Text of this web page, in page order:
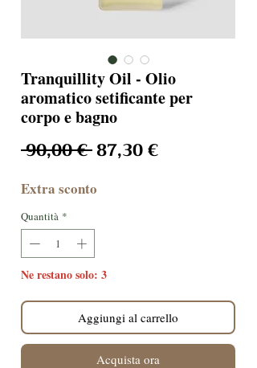
Tranquillity Oil - Olio
aromatico setificante per
corpo e bagno
90,00 € Prezzo regolare
87,30 €Prezzo
Extra sconto
Quantità *
Ne restano solo: 3
Aggiungi al carrello
Acquista ora